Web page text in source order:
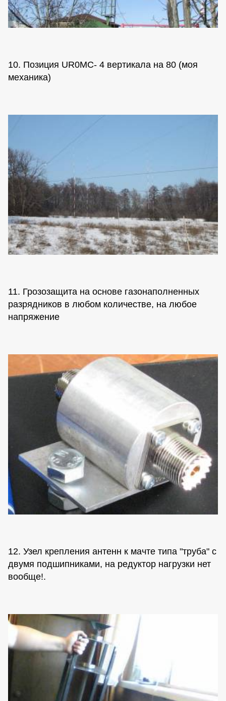
10. Позиция UR0MC- 4 вертикала на 80 (моя
механика)
11. Грозозащита на основе газонаполненных
разрядников в любом количестве, на любое
напряжение
12. Узел крепления антенн к мачте типа "труба" с
двумя подшипниками, на редуктор нагрузки нет
вообще!.